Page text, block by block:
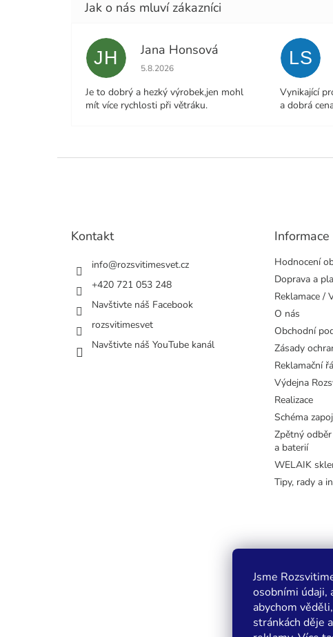
Jsme
osobními údaji,
abychom
stránkách děje
JH Jana Honsová
Hodnocení obchodu je 5 z 5 hvězdiček.
5.8.2026
Je to dobrý a hezký výrobek,jen mohl
mít více rychlosti při větráku.
LS
Vynikající
a dobrá
Kontakt
info@rozsvitimesvet.cz
+420 721 053 248
Navštivte náš Facebook
rozsvitimesvet
Navštivte náš YouTube kanál
Hodnocení
Doprava a
Reklamace /
O nás
Obchodní
Zásady
Reklamační
Výdejna
Realizace
Schéma
Zpětný
a baterií
WELAIK
Tipy, rady a